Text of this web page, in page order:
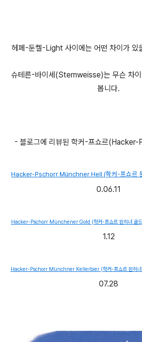
헤페-둔켈-Light 사이에는 어떤 차이가 있
슈테른-바이세(Sternweisse)는 무슨 차이
봅니다.
- 블로그에 리뷰된 학커-프쇼르
Hacker-Pschorr Münchner Hell (학커-프쇼르
0.06.11
Hacker-Pschorr Münchener Gold (학커-프쇼르 뮌히너 골
1.12
Hacker-Pschorr Münchner Kellerbier (학커-프쇼르 뮌히
07.28